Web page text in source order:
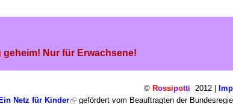
geheim! Nur für Erwachsene!
© Rossipotti 2012 |
Netz für Kinder gefördert vom Beauftragten der